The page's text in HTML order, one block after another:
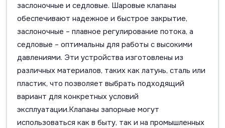
заслоночные и седловые. Шаровые клапаны
обеспечивают надежное и быстрое закрытие,
заслоночные – плавное регулирование потока, а
седловые – оптимальны для работы с высокими
давлениями. Эти устройства изготовлены из
различных материалов, таких как латунь, сталь или
пластик, что позволяет выбрать подходящий
вариант для конкретных условий
эксплуатации.Клапаны запорные могут
использоваться как в быту, так и на промышленных